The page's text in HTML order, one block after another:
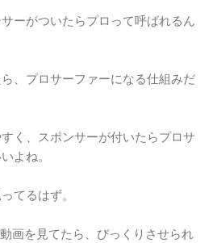
ーがついたらプロって呼ばれるん
、プロサーファーになる仕組みだ
く、スポンサーが付いたらプロサ
よね。
てるはず。
画を見てたら、びっくりさせられ